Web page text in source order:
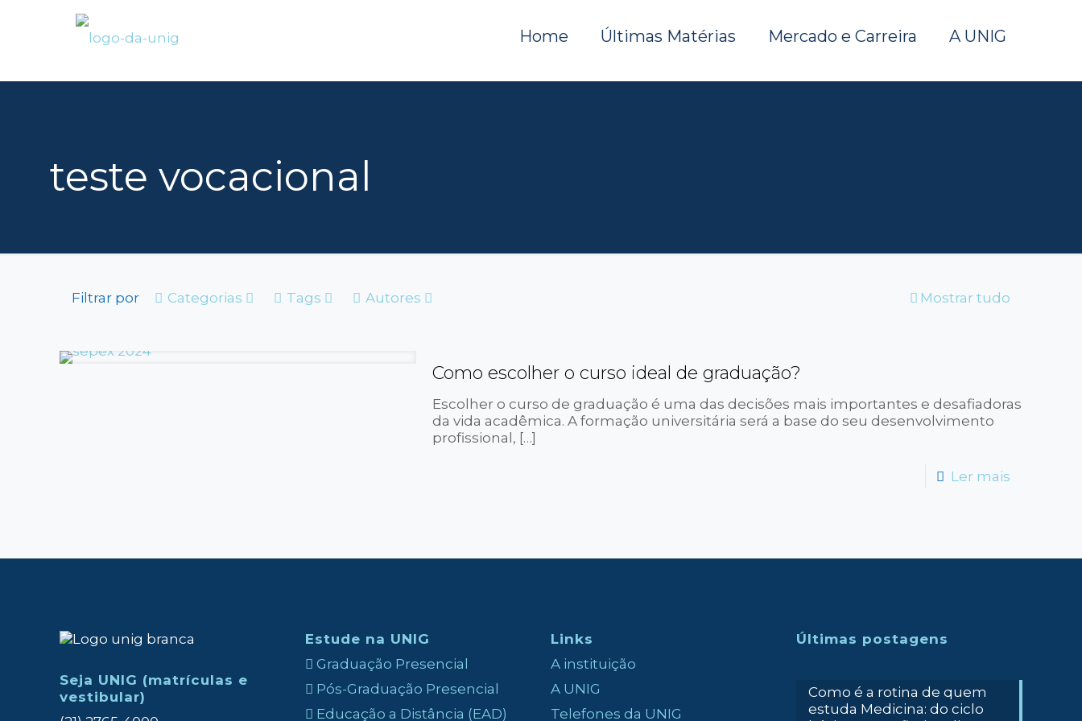
Home Últimas Matérias Mercado e Carreira A UNIG
teste vocacional
Filtrar por Categorias Tags Autores Mostrar tudo
Como escolher o curso ideal de graduação?
Escolher o curso de graduação é uma das decisões mais importantes e desafiadoras
da vida acadêmica. A formação universitária será a base do seu desenvolvimento
profissional, […]
Ler mais-
Seja UNIG (matrículas e
vestibular)
Estude na UNIG
Graduação Presencial
Pós-Graduação Presencial
Educação a Distância (EAD)
Links
A instituição
A UNIG
Telefones da UNIG
Últimas postagens
Como é a rotina de quem
estuda Medicina: do ciclo